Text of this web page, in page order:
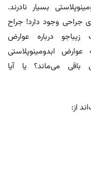
بسیار نادرند.
جراحی وجود دارد! جراح
درباره عوارض
عوارض ابدومینوپلاستی
باقی می‌ماند؟ یا آیا
از: